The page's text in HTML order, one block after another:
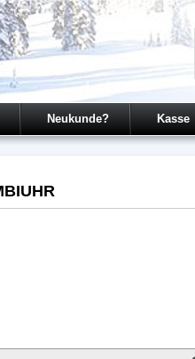
Neukunde? Kasse